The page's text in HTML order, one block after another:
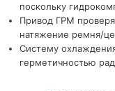
поскольку
Привод ГРМ
натяжение ремня/
Систему
герметичностью